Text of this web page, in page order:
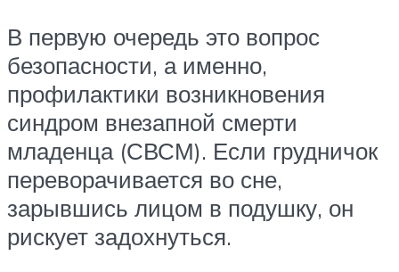
В первую очередь это вопрос
безопасности, а именно,
профилактики возникновения
синдром внезапной смерти
младенца (СВСМ). Если грудничок
переворачивается во сне,
зарывшись лицом в подушку, он
рискует задохнуться.